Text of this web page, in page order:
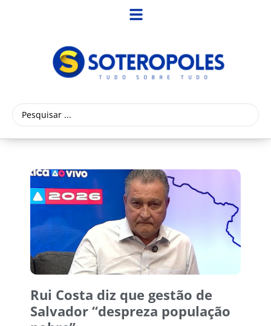
Rui Costa diz que gestão de
Salvador “despreza população